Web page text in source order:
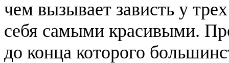
чем вызывает зависть у
себя самыми красивыми.
до конца которого